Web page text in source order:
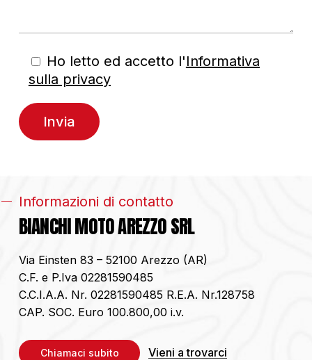
Ho letto ed accetto l'Informativa
sulla privacy
Informazioni di contatto
BIANCHI MOTO AREZZO SRL
Via Einsten 83 – 52100 Arezzo (AR)
C.F. e P.Iva 02281590485
C.C.I.A.A. Nr. 02281590485 R.E.A. Nr.128758
CAP. SOC. Euro 100.800,00 i.v.
Chiamaci subito Vieni a trovarci